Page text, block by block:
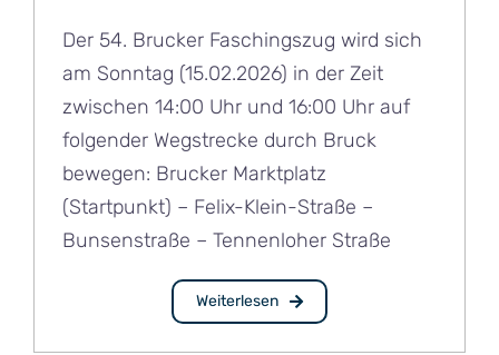
Der 54. Brucker Faschingszug wird sich
am Sonntag (15.02.2026) in der Zeit
zwischen 14:00 Uhr und 16:00 Uhr auf
folgender Wegstrecke durch Bruck
bewegen: Brucker Marktplatz
(Startpunkt) – Felix-Klein-Straße –
Bunsenstraße – Tennenloher Straße
Weiterlesen